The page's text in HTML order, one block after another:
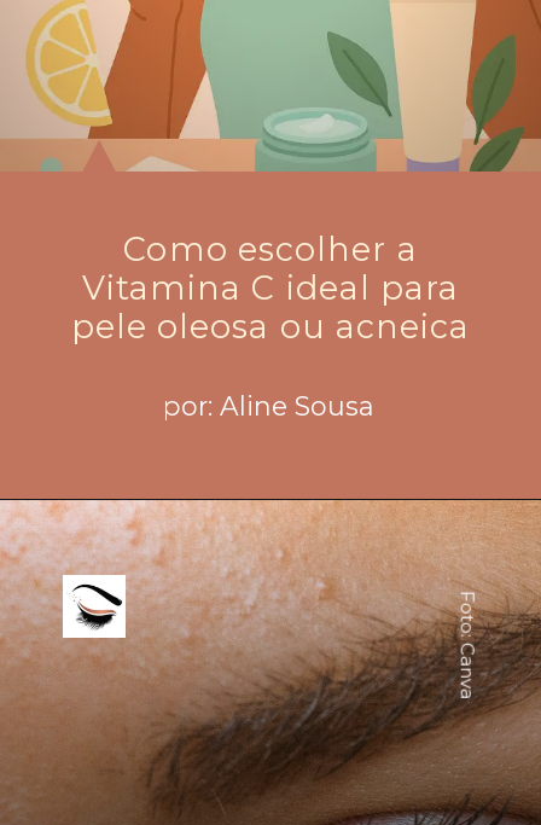
Como escolher a
Vitamina C ideal para
pele oleosa ou acneica
por: Aline Sousa
Foto: Canva